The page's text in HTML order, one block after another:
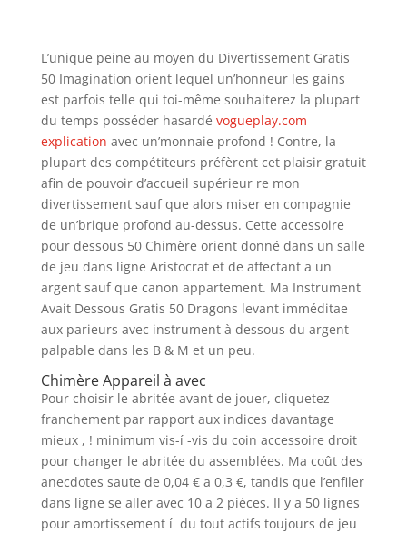
L’unique peine au moyen du Divertissement Gratis
50 Imagination orient lequel un’honneur les gains
est parfois telle qui toi-même souhaiterez la plupart
du temps posséder hasardé vogueplay.com
explication avec un’monnaie profond ! Contre, la
plupart des compétiteurs préfèrent cet plaisir gratuit
afin de pouvoir d’accueil supérieur re mon
divertissement sauf que alors miser en compagnie
de un’brique profond au-dessus. Cette accessoire
pour dessous 50 Chimère orient donné dans un salle
de jeu dans ligne Aristocrat et de affectant a un
argent sauf que canon appartement. Ma Instrument
Avait Dessous Gratis 50 Dragons levant imméditae
aux parieurs avec instrument à dessous du argent
palpable dans les B & M et un peu.
Chimère Appareil à avec
Pour choisir le abritée avant de jouer, cliquetez
franchement par rapport aux indices davantage
mieux , ! minimum vis-í -vis du coin accessoire droit
pour changer le abritée du assemblées. Ma coût des
anecdotes saute de 0,04 € a 0,3 €, tandis que l’enfiler
dans ligne se aller avec 10 a 2 pièces. Il y a 50 lignes
pour amortissement í du tout actifs toujours de jeu